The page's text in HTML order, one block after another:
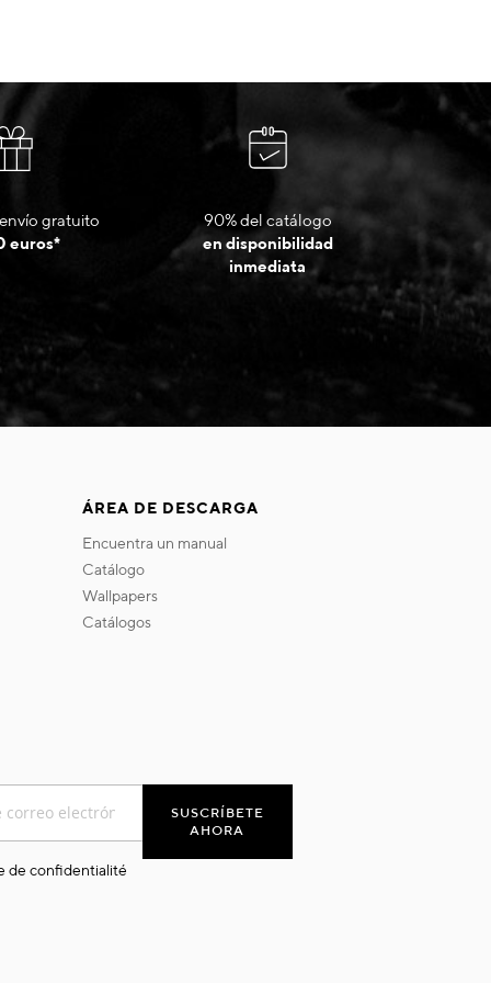
gratuito
euros*
90% del catálogo
en disponibilidad
inmediata
ÁREA DE DESCARGA
encuentra un manual
catálogo
wallpapers
catálogos
SUSCRÍBETE
AHORA
de confidentialité